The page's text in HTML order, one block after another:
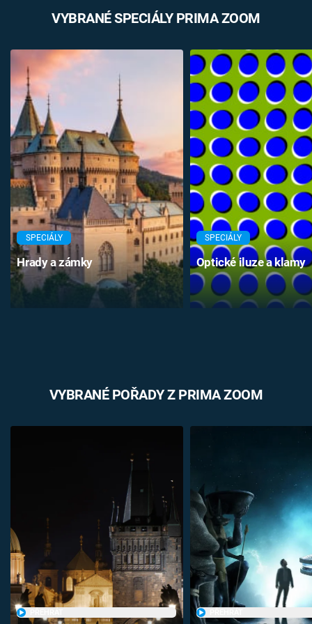
VYBRANÉ SPECIÁLY PRIMA ZOOM
SPECIÁLY
Hrady a zámky
SPECIÁLY
Optické iluze a klamy
VYBRANÉ POŘADY Z PRIMA ZOOM